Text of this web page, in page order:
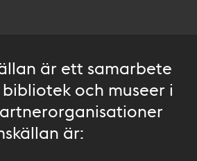
är ett samarbete
och museer i
är: